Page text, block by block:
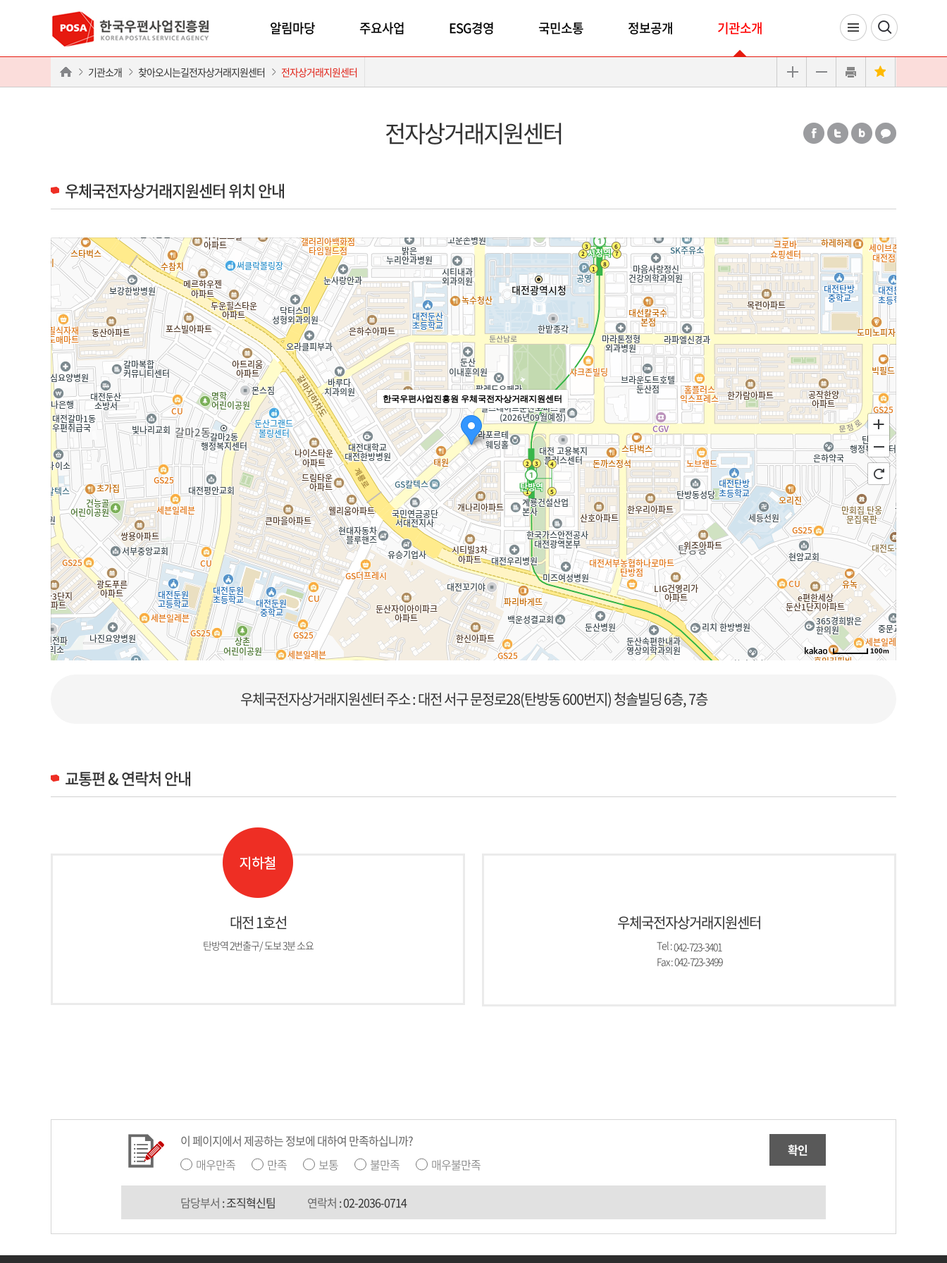
알림마당 주요사업 ESG경영 국민소통 정보공개 기관소개
기관소개 찾아오시는길전자상거래지원센터 전자상거래지원센터
전자상거래지원센터
우체국전자상거래지원센터 위치 안내
한국우편사업진흥원 우체국전자상거래지원센터
100m
우체국전자상거래지원센터주소 : 대전 서구 문정로28(탄방동 600번지) 청솔빌딩 6층, 7층
교통편 & 연락처 안내
대전 1호선
탄방역 2번출구/ 도보 3분 소요
우체국전자상거래지원센터
Tel :042-723-3401
Fax : 042-723-3499
이 페이지에서 제공하는 정보에 대하여 만족하십니까?
매우만족
만족 보통 불만족 매우불만족
확인
담당부서 : 조직혁신팀 연락처 :02-2036-0714